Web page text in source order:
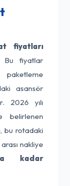
fiyatları
Bu fiyatlar
asansör
2026 yılı
belirlenen
bu rotadaki
nakliye
kadar